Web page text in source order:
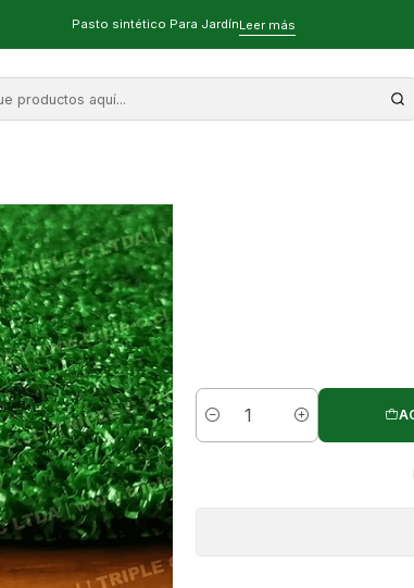
Pasto sintético Para JardínLeer más
para interiores
10mm - 50
Cantidad